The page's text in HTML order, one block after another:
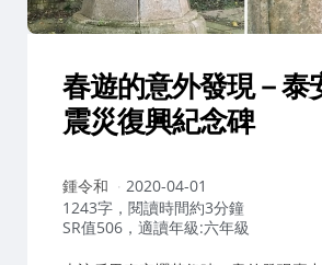
春遊的意外發現－泰
震災復興紀念碑
作
者：
鍾令和
2020-04-01
1243字，閱讀時間約3分鐘
SR值506，適讀年級:六年級